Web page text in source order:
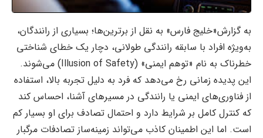
به گزارش«خلیج فارس» به نقل از برترین‌ها؛ بسیاری از رانندگان،
به‌ویژه افراد با سابقه رانندگی طولانی، دچار یک خطای شناختی
خطرناک به نام «توهم ایمنی» (Illusion of Safety) می‌شوند.
این پدیده زمانی رخ می‌دهد که فرد به دلیل تجربه بالا، استفاده
از فناوری‌های ایمنی یا رانندگی در مسیرهای آشنا، احساس کند
که کنترل کامل بر شرایط دارد و احتمال تصادف برای او بسیار کم
است. اما این اطمینان کاذب می‌تواند زمینه‌ساز تصادفات مرگبار